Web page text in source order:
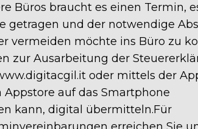
Büros braucht es einen Termin,
getragen und der notwendige
vermeiden möchte ins Büro zu
zur Ausarbeitung der
oder mittels der
Appstore auf das Smartphone
kann, digital übermitteln.Für